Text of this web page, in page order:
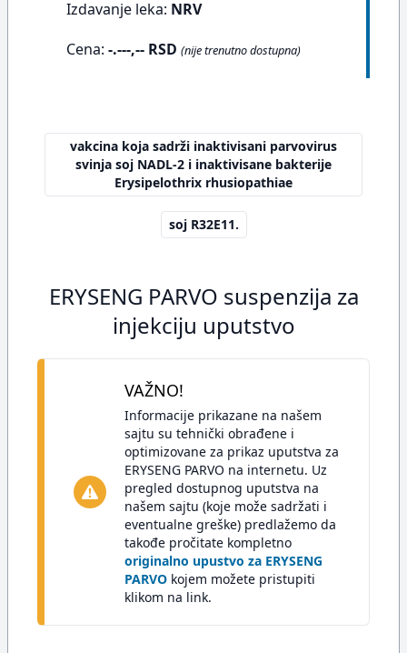
Izdavanje leka: NRV
Cena: -.---,-- RSD (nije trenutno dostupna)
vakcina koja sadrži inaktivisani parvovirus
svinja soj NADL-2 i inaktivisane bakterije
Erysipelothrix rhusiopathiae
soj R32E11.
ERYSENG PARVO suspenzija za
injekciju uputstvo
VAŽNO!
Informacije prikazane na našem
sajtu su tehnički obrađene i
optimizovane za prikaz uputstva za
ERYSENG PARVO na internetu. Uz
pregled dostupnog uputstva na
našem sajtu (koje može sadržati i
eventualne greške) predlažemo da
takođe pročitate kompletno
originalno upustvo za ERYSENG
PARVO kojem možete pristupiti
klikom na link.